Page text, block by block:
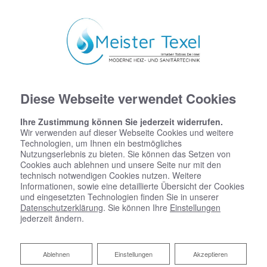
Impressum
Meister Texel – moderne Heiz- und Sanitärtechnik
Inh. Tobias De Heel
Kölner Str. 110
58285 Gevelsberg
Telefon: 02332 6665555
E-Mail:buero@meister-texel.de
Diese Webseite verwendet Cookies
Ihre Zustimmung können Sie jederzeit widerrufen.
Wir verwenden auf dieser Webseite Cookies und weitere
Technologien, um Ihnen ein bestmögliches
Nutzungserlebnis zu bieten. Sie können das Setzen von
Cookies auch ablehnen und unsere Seite nur mit den
technisch notwendigen Cookies nutzen. Weitere
Informationen, sowie eine detaillierte Übersicht der Cookies
und eingesetzten Technologien finden Sie in unserer
Datenschutzerklärung. Sie können Ihre Einstellungen
jederzeit ändern.
Akzeptieren
Einstellungen
Ablehnen
Ablehnen